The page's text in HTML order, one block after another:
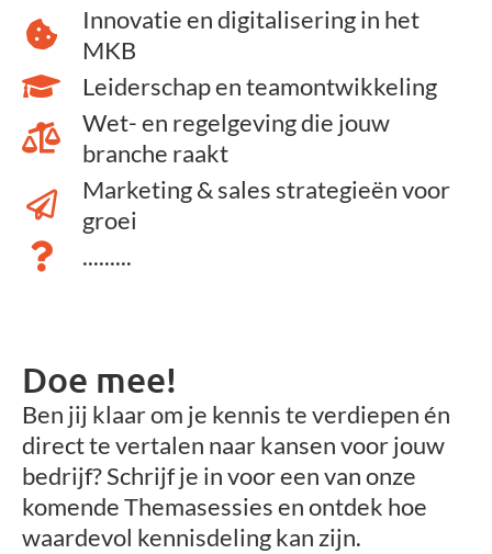
Innovatie en digitalisering in het
MKB
Leiderschap en teamontwikkeling
Wet- en regelgeving die jouw
branche raakt
Marketing & sales strategieën voor
groei
.........
Doe mee!
Ben jij klaar om je kennis te verdiepen én
direct te vertalen naar kansen voor jouw
bedrijf? Schrijf je in voor een van onze
komende Themasessies en ontdek hoe
waardevol kennisdeling kan zijn.